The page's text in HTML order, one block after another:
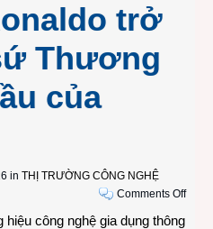
trở
Thương
của
in THỊ TRƯỜNG CÔNG NGHỆ
Comments Offon
công nghệ gia dụng thông